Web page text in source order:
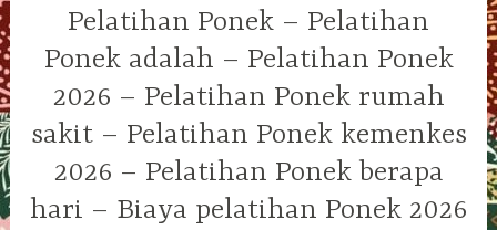
Pelatihan Ponek – Pelatihan
Ponek adalah – Pelatihan Ponek
2026 – Pelatihan Ponek rumah
sakit – Pelatihan Ponek kemenkes
2026 – Pelatihan Ponek berapa
hari – Biaya pelatihan Ponek 2026